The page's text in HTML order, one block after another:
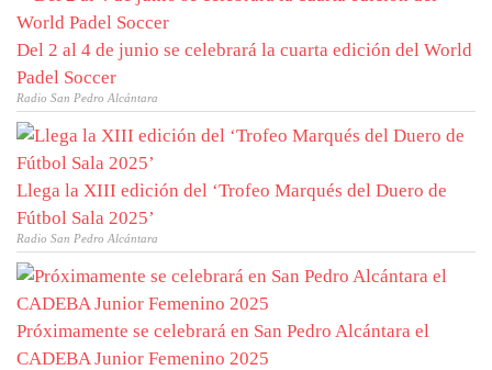
Del 2 al 4 de junio se celebrará la cuarta edición del World
Padel Soccer
Radio San Pedro Alcántara
Llega la XIII edición del ‘Trofeo Marqués del Duero de
Fútbol Sala 2025’
Radio San Pedro Alcántara
Próximamente se celebrará en San Pedro Alcántara el
CADEBA Junior Femenino 2025